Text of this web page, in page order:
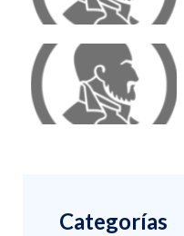
Categorías